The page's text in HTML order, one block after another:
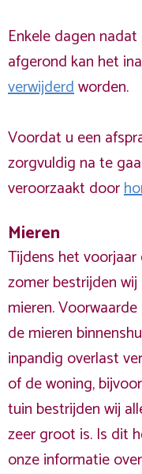
Enkele dagen
afgerond kan het
verwijderdworden.
Voordat u een
zorgvuldig na te
veroorzaakt door
Mieren
Tijdens het voorjaar
zomer bestrijden
mieren.
de mieren
inpandig overlast
of de woning,
tuin bestrijden wij
zeer groot is. Is dit
onze informatie over